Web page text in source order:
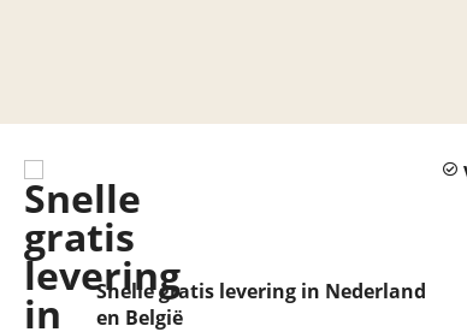
Snelle gratis levering in Nederland
en België